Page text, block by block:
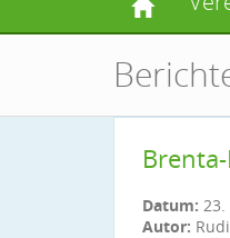
Datum: 23.
Autor: